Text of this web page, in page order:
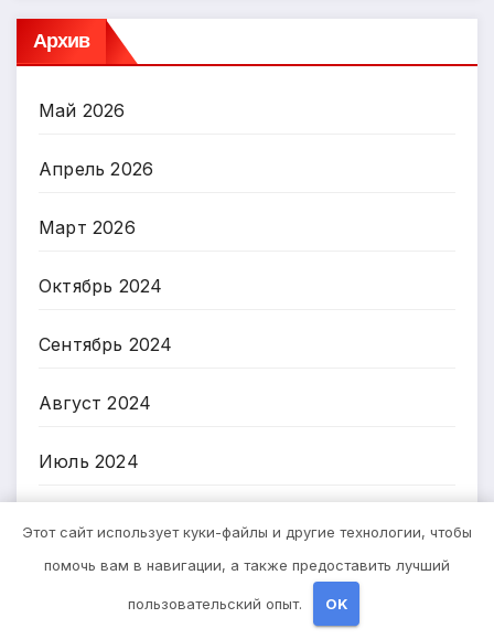
Архив
Май 2026
Апрель 2026
Март 2026
Октябрь 2024
Сентябрь 2024
Август 2024
Июль 2024
Этот сайт использует куки-файлы и другие технологии, чтобы
помочь вам в навигации, а также предоставить лучший
пользовательский опыт. OK